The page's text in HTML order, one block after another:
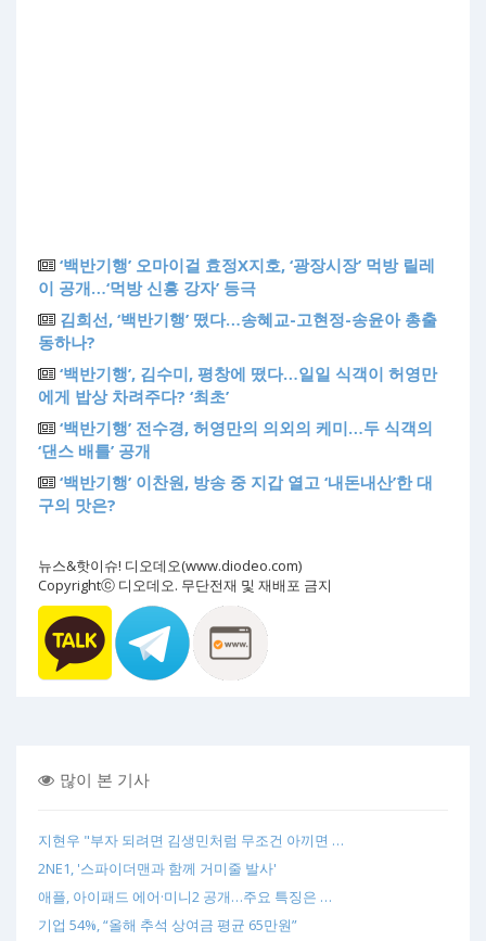
‘백반기행’ 오마이걸 효정X지호, ‘광장시장’ 먹방 릴레
이 공개…‘먹방 신흥 강자’ 등극
김희선, ‘백반기행’ 떴다…송혜교-고현정-송윤아 총출
동하나?
‘백반기행’, 김수미, 평창에 떴다…일일 식객이 허영만
에게 밥상 차려주다? ‘최초’
‘백반기행’ 전수경, 허영만의 의외의 케미…두 식객의
‘댄스 배틀’ 공개
‘백반기행’ 이찬원, 방송 중 지갑 열고 ‘내돈내산’한 대
구의 맛은?
뉴스&핫이슈! 디오데오(www.diodeo.com)
Copyrightⓒ 디오데오. 무단전재 및 재배포 금지
많이 본 기사
지현우 "부자 되려면 김생민처럼 무조건 아끼면 …
2NE1, '스파이더맨과 함께 거미줄 발사'
애플, 아이패드 에어·미니2 공개…주요 특징은 …
기업 54%, “올해 추석 상여금 평균 65만원”